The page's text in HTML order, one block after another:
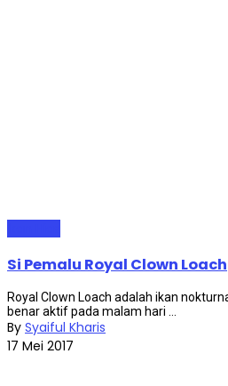
Si Pemalu Royal Clown Loach
Royal Clown Loach adalah ikan
benar aktif pada malam hari ...
By Syaiful Kharis
17 Mei 2017